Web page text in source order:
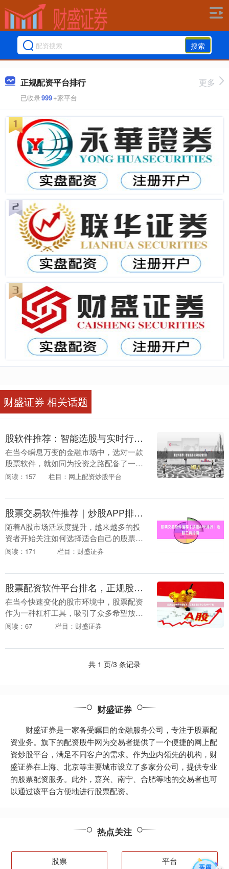
搜索
正规配资平台排行
已收录999+家平台
更多
财盛证券 相关话题
股软件推荐：智能选股与实时行情分析
在当今瞬息万变的金融市场中，选对一款
股票软件，就如同为投资之路配备了一位
得力的“数字向导”。面对市面上琳琅满目
行情分析于一体....
阅读：157 栏目：网上配资炒股平台
股票交易软件推荐｜炒股APP排行｜选股工具指南
随着A股市场活跃度提升，越来越多的投
资者开始关注如何选择适合自己的股票交
易软件。面对市面上数十款炒股APP，新
能、数据服务、选....
阅读：171 栏目：财盛证券
股票配资软件平台排名，正规股票配资公司APP下载
在当今快速变化的股市环境中，股票配资
作为一种杠杆工具，吸引了众多希望放大
收益的投资者。然而北京股票配资公司，
如何甄别正规、....
阅读：67 栏目：财盛证券
共 1 页/3 条记录
财盛证券
财盛证券是一家备受瞩目的金融服务公司，专注于股票配
资业务。旗下的配资股牛网为交易者提供了一个便捷的网上配
资炒股平台，满足不同客户的需求。作为业内领先的机构，财
盛证券在上海、北京等主要城市设立了多家分公司，提供专业
的股票配资服务。此外，嘉兴、南宁、合肥等地的交易者也可
以通过该平台方便地进行股票配资。
热点关注
股票 平台